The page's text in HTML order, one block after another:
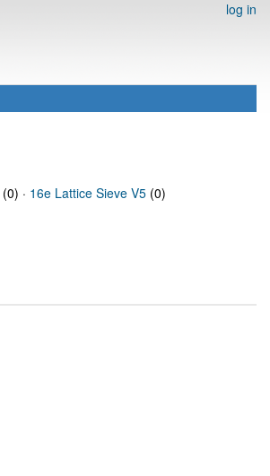
log in
(0) · 16e Lattice Sieve V5 (0)